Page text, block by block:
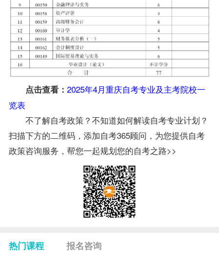
点击查看： 2025年4月重庆自考专业及主考院校一
览表
不了解自考政策？不知道如何解读自考专业计划？
扫描下方的二维码，添加自考365顾问，为您提供自考
政策咨询服务，帮您一起规划您的自考之路>>
热门课程 报名咨询